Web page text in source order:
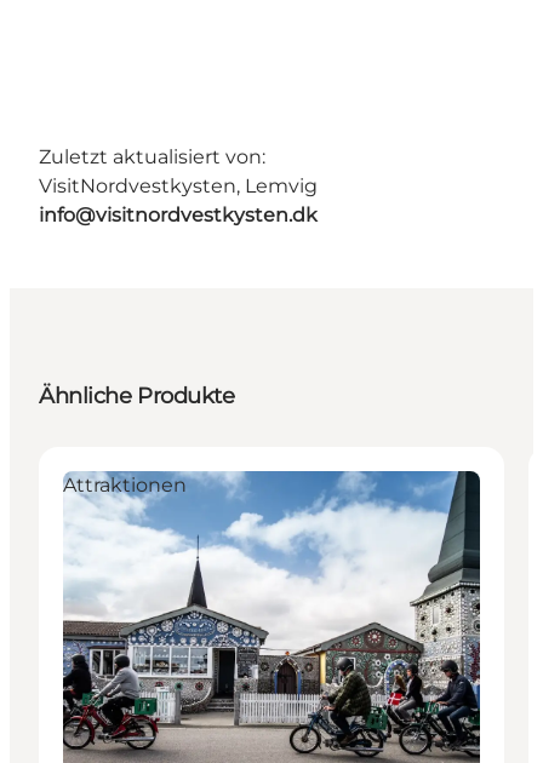
Zuletzt aktualisiert von:
VisitNordvestkysten, Lemvig
info@visitnordvestkysten.dk
Ähnliche Produkte
Attraktionen